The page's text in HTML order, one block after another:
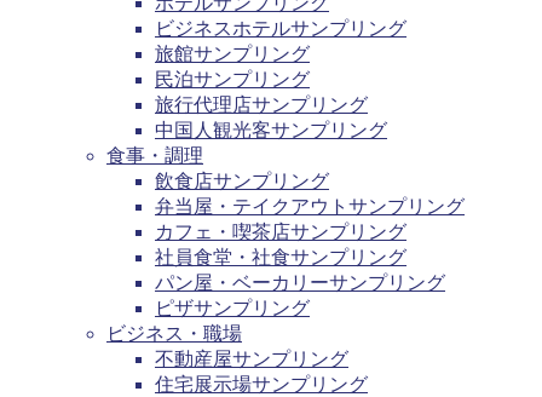
ビジネスホテルサンプリング
旅館サンプリング
民泊サンプリング
旅行代理店サンプリング
中国人観光客サンプリング
食事・調理
飲食店サンプリング
弁当屋・テイクアウトサンプリング
カフェ・喫茶店サンプリング
社員食堂・社食サンプリング
パン屋・ベーカリーサンプリング
ピザサンプリング
ビジネス・職場
不動産屋サンプリング
住宅展示場サンプリング